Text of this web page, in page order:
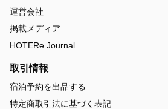
運営会社
掲載メディア
HOTERe Journal
取引情報
宿泊予約を出品する
特定商取引法に基づく表記